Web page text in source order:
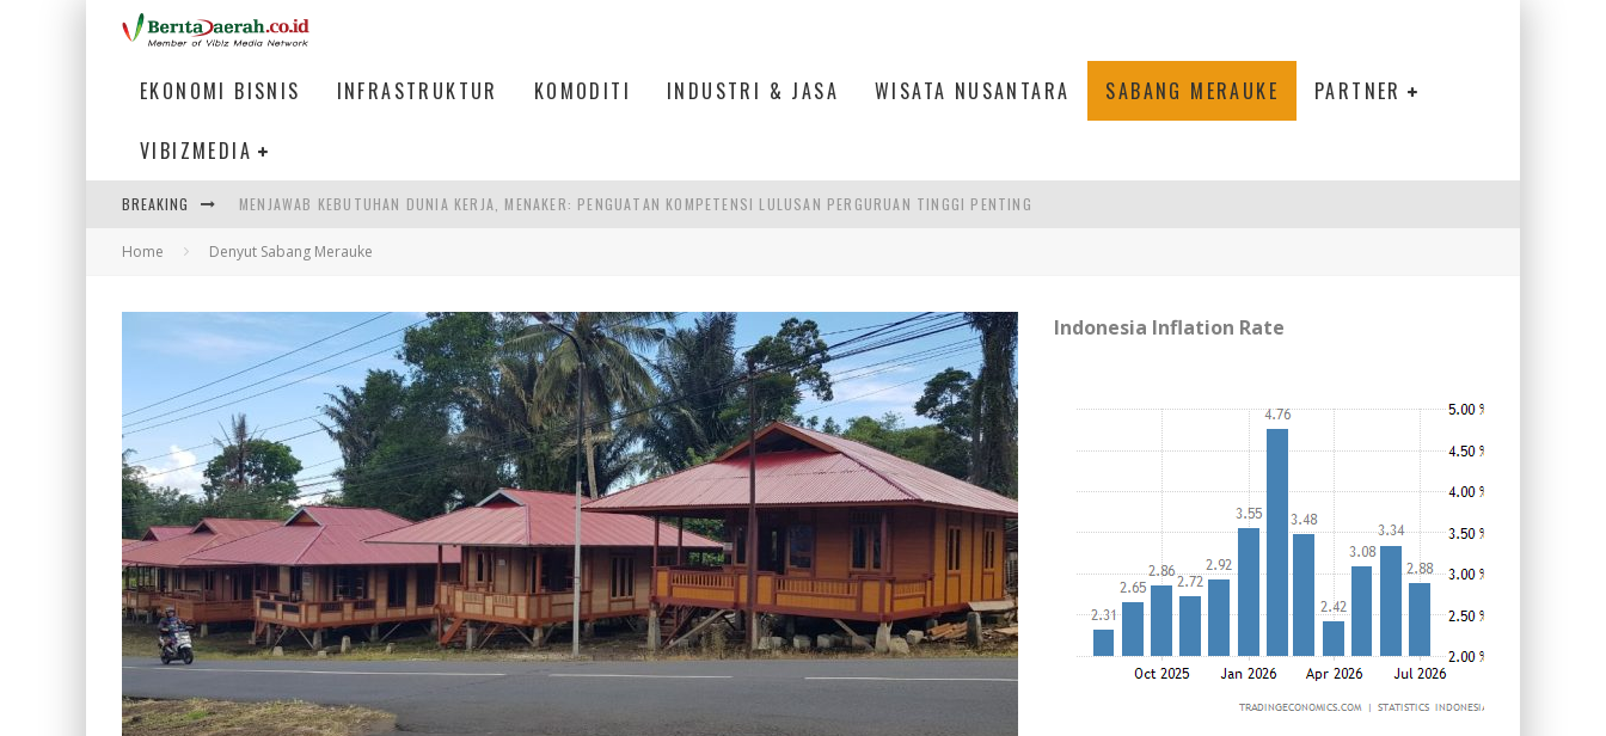
EKONOMI BISNIS INFRASTRUKTUR KOMODITI INDUSTRI & JASA WISATA NUSANTARA SABANG MERAUKE PARTNER
VIBIZMEDIA
BREAKING MENJAWAB KEBUTUHAN DUNIA KERJA, MENAKER: PENGUATAN KOMPETENSI LULUSAN PERGURUAN TINGGI PENTING
PENUMPANG MENGAMBIL BAGASI DI BANDARA SULTAN MAHMUD BADARUDDIN II, PALEMBANG
SUMATERA SEBAGAI MOTOR UTAMA INDUSTRI KEHUTANAN INDONESIA
Home Denyut Sabang Merauke
Indonesia Inflation Rate